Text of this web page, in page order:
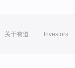
关于有道 Investors